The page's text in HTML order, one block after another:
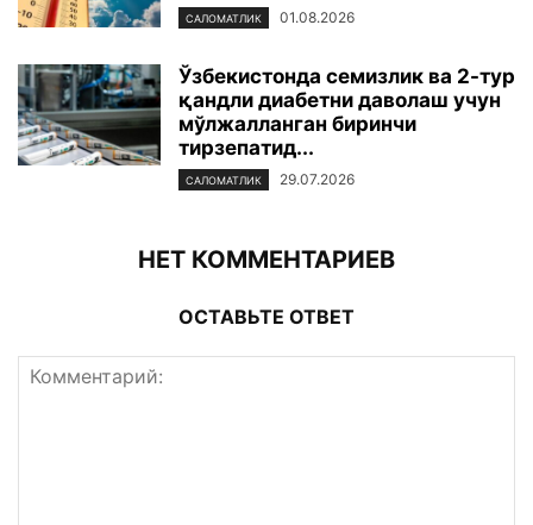
САЛОМАТЛИК 01.08.2026
Ўзбекистонда семизлик ва 2-тур
қандли диабетни даволаш учун
мўлжалланган биринчи
тирзепатид...
САЛОМАТЛИК 29.07.2026
НЕТ КОММЕНТАРИЕВ
ОСТАВЬТЕ ОТВЕТ